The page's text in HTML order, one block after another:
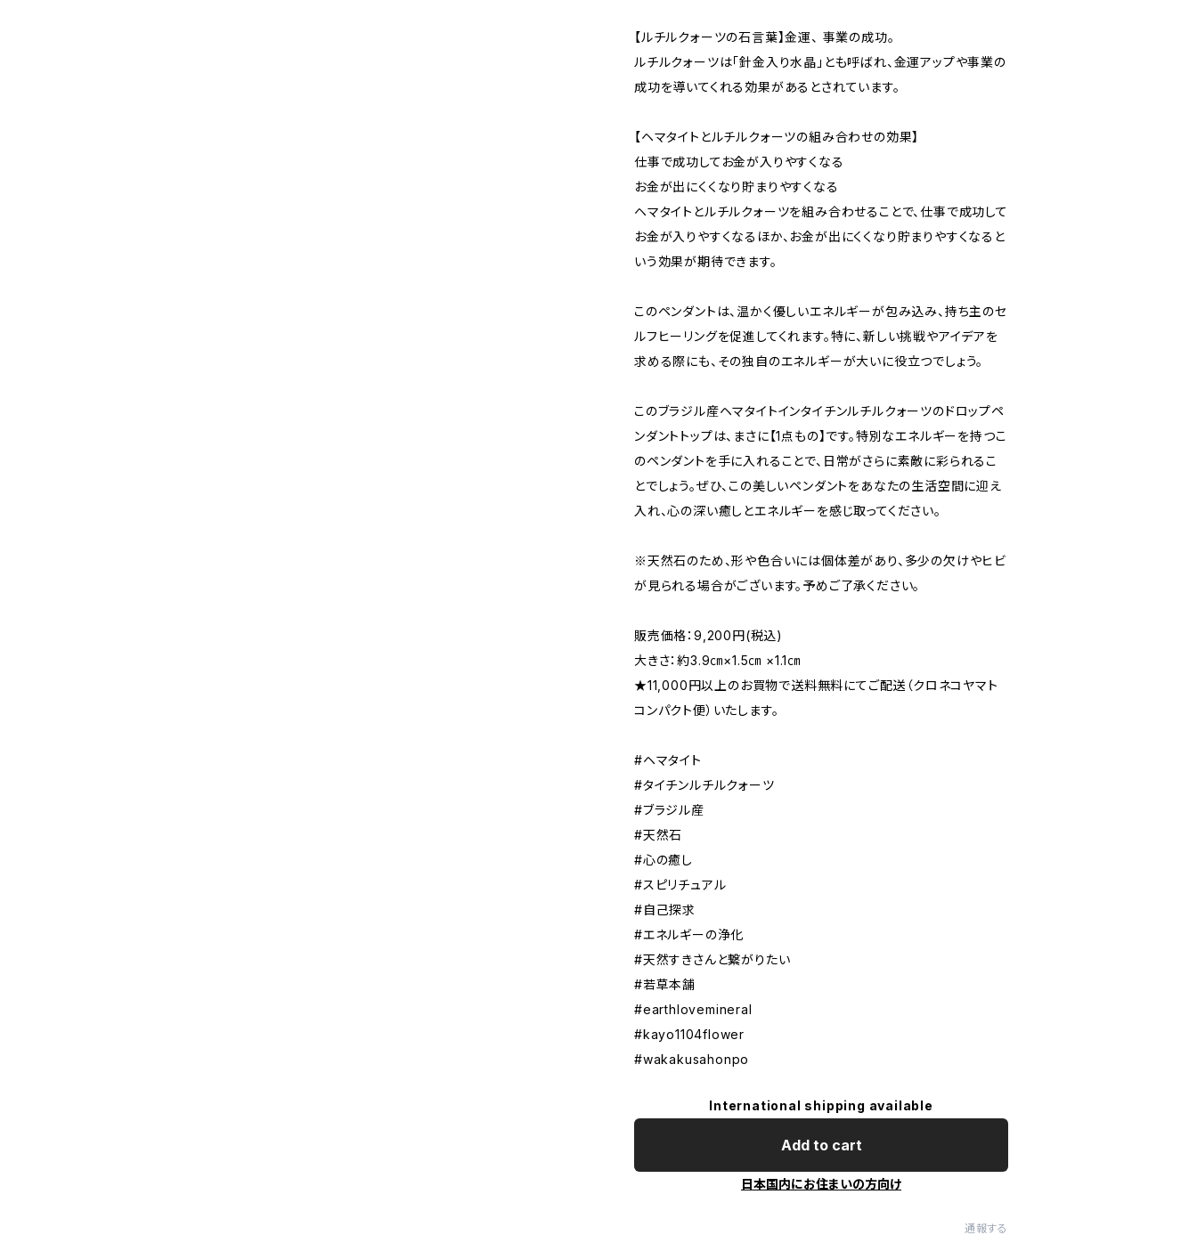
【ルチルクォーツの石言葉】金運、 事業の成功。
ルチルクォーツは「針金入り水晶」とも呼ばれ、金運アップや事業の
成功を導いてくれる効果があるとされています。
【ヘマタイトとルチルクォーツの組み合わせの効果】
仕事で成功してお金が入りやすくなる
お金が出にくくなり貯まりやすくなる
ヘマタイトとルチルクォーツを組み合わせることで、仕事で成功して
お金が入りやすくなるほか、お金が出にくくなり貯まりやすくなると
いう効果が期待できます。
このペンダントは、温かく優しいエネルギーが包み込み、持ち主のセ
ルフヒーリングを促進してくれます。特に、新しい挑戦やアイデアを
求める際にも、その独自のエネルギーが大いに役立つでしょう。
このブラジル産ヘマタイトインタイチンルチルクォーツのドロップペ
ンダントトップは、まさに【1点もの】です。特別なエネルギーを持つこ
のペンダントを手に入れることで、日常がさらに素敵に彩られるこ
とでしょう。ぜひ、この美しいペンダントをあなたの生活空間に迎え
入れ、心の深い癒しとエネルギーを感じ取ってください。
※天然石のため、形や色合いには個体差があり、多少の欠けやヒビ
が見られる場合がございます。予めご了承ください。
販売価格：9,200円(税込)
大きさ：約3.9㎝×1.5㎝ ×1.1㎝
★11,000円以上のお買物で送料無料にてご配送（クロネコヤマト
コンパクト便）いたします。
#ヘマタイト
#タイチンルチルクォーツ
#ブラジル産
#天然石
#心の癒し
#スピリチュアル
#自己探求
#エネルギーの浄化
#天然すきさんと繋がりたい
#若草本舗
#earthlovemineral
#kayo1104flower
#wakakusahonpo
International shipping available
Add to cart
日本国内にお住まいの方向け
通報する